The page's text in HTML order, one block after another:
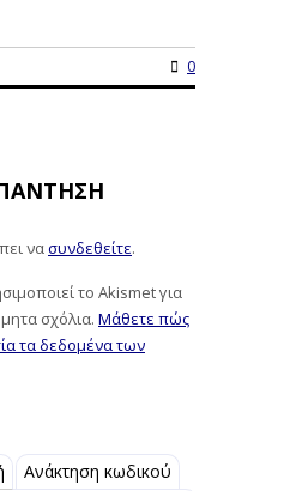
0
νασυνδεθείτε.
το Akismet για
σχόλια. Μάθετε πώς
τα δεδομένα των
Ανάκτηση κωδικού